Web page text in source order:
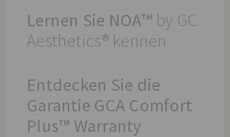
Lernen Sie NOA™ by GC
Aesthetics® kennen
Entdecken Sie die
Garantie GCA Comfort
Plus™ Warranty